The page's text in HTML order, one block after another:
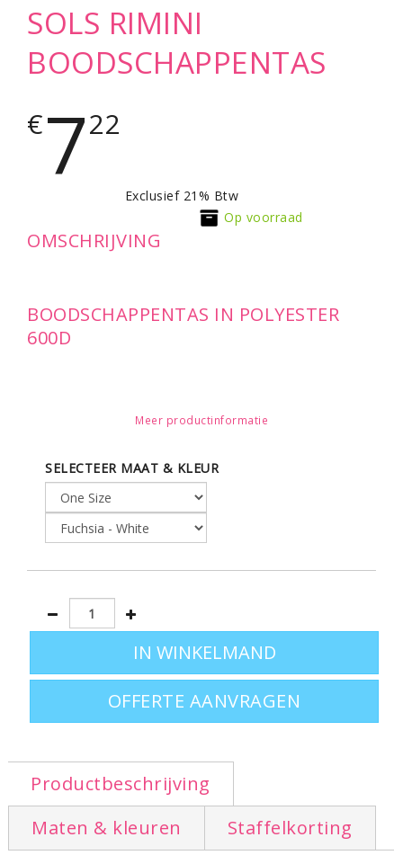
SOLS RIMINI
BOODSCHAPPENTAS
€722
Exclusief 21% Btw
Op voorraad
OMSCHRIJVING
BOODSCHAPPENTAS IN POLYESTER
600D
rits • contrasterende doorstikkingen
bovenop de tas • tweekleurige
draagriemen met zadelsteek
Afmetingen: 41x34x15cm
Meer productinformatie
SELECTEER MAAT & KLEUR
OFFERTE AANVRAGEN
Productbeschrijving
Maten & kleuren
Staffelkorting